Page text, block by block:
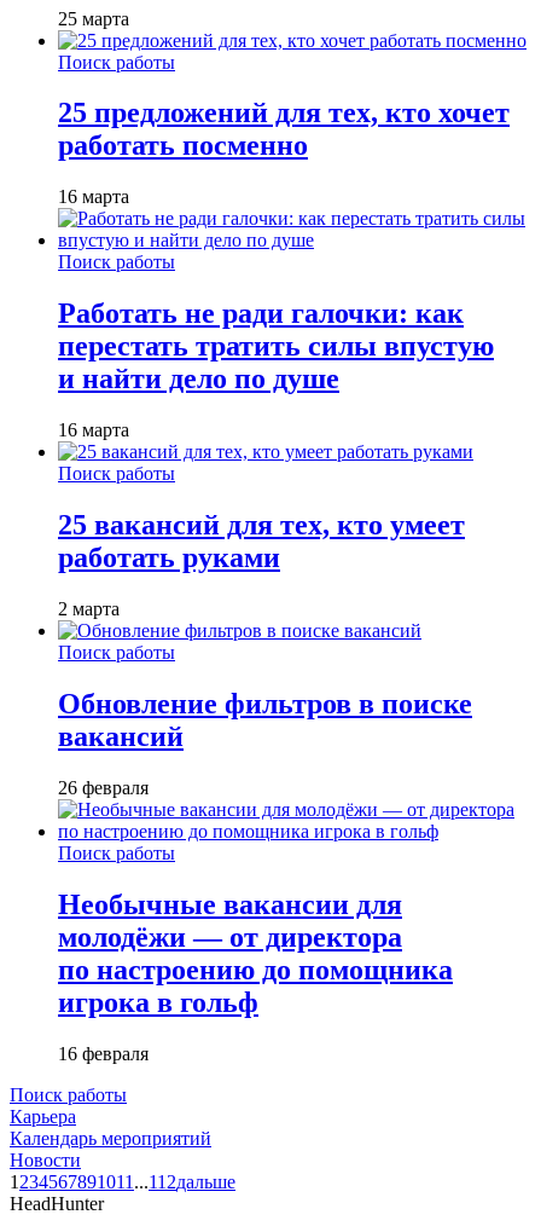
25 марта
Поиск работы
25 предложений для тех, кто хочет
работать посменно
16 марта
Поиск работы
Работать не ради галочки: как
перестать тратить силы впустую
и найти дело по душе
16 марта
Поиск работы
25 вакансий для тех, кто умеет
работать руками
2 марта
Поиск работы
Обновление фильтров в поиске
вакансий
26 февраля
Поиск работы
Необычные вакансии для
молодёжи — от директора
по настроению до помощника
игрока в гольф
16 февраля
Поиск работы
Карьера
Календарь мероприятий
Новости
1 234567891011 ...112дальше
HeadHunter